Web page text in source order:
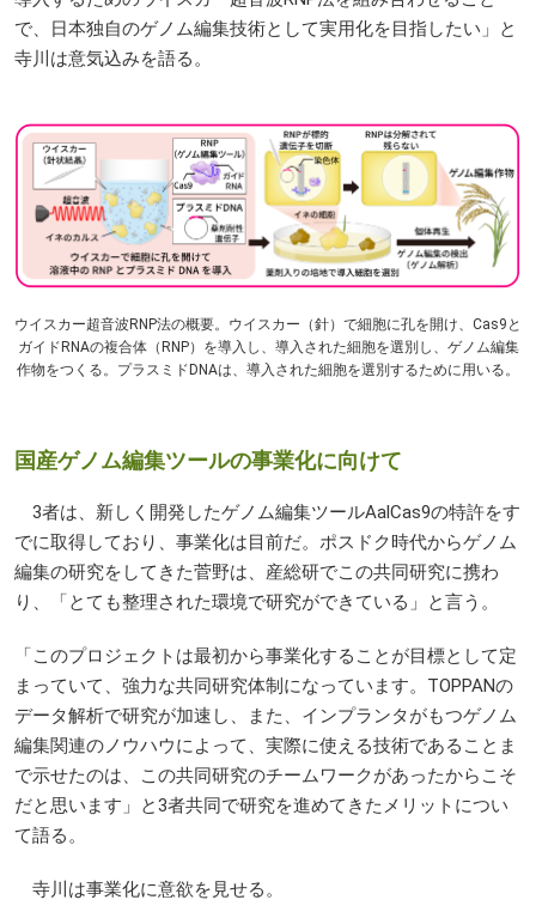
で、日本独自のゲノム編集技術として実用化を目指したい」と
寺川は意気込みを語る。
ウイスカー超音波RNP法の概要。ウイスカー（針）で細胞に孔を開け、Cas9と
ガイドRNAの複合体（RNP）を導入し、導入された細胞を選別し、ゲノム編集
作物をつくる。プラスミドDNAは、導入された細胞を選別するために用いる。
国産ゲノム編集ツールの事業化に向けて
3者は、新しく開発したゲノム編集ツールAalCas9の特許をす
でに取得しており、事業化は目前だ。ポスドク時代からゲノム
編集の研究をしてきた菅野は、産総研でこの共同研究に携わ
り、「とても整理された環境で研究ができている」と言う。
「このプロジェクトは最初から事業化することが目標として定
まっていて、強力な共同研究体制になっています。 TOPPANの
データ解析で研究が加速し、また、インプランタがもつゲノム
編集関連のノウハウによって、実際に使える技術であることま
で示せたのは、この共同研究のチームワークがあったからこそ
だと思います」と3者共同で研究を進めてきたメリットについ
て語る。
寺川は事業化に意欲を見せる。